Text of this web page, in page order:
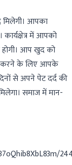
आपका
में आपको
होगी। आप खुद को
करने के लिए आपके
से अपने पेट दर्द की
समाज में मान-